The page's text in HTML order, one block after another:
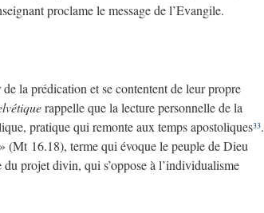
proclame le message de l’Evangile.
la prédication et se contentent de leur propre
rappelle que la lecture personnelle de la
pratique qui remonte aux temps apostoliques33.
(Mt 16.18), terme qui évoque le peuple de Dieu
projet divin, qui s’oppose à l’individualisme